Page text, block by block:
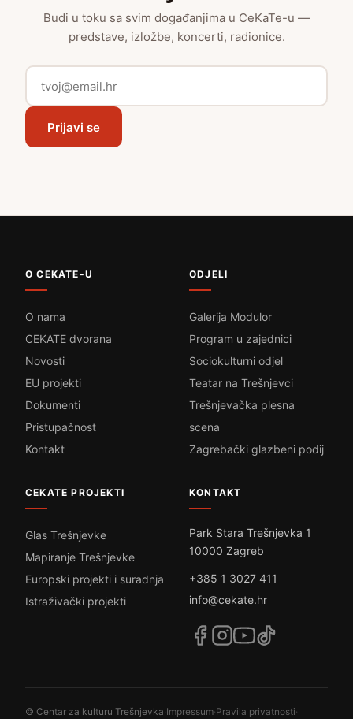
Budi u toku sa svim događanjima u CeKaTe-u —
predstave, izložbe, koncerti, radionice.
Prijavi se
O CEKATE-U
O nama
CEKATE dvorana
Novosti
EU projekti
Dokumenti
Pristupačnost
Kontakt
ODJELI
Galerija Modulor
Program u zajednici
Sociokulturni odjel
Teatar na Trešnjevci
Trešnjevačka plesna
scena
Zagrebački glazbeni podij
CEKATE PROJEKTI
Glas Trešnjevke
Mapiranje Trešnjevke
Europski projekti i suradnja
Istraživački projekti
KONTAKT
Park Stara Trešnjevka 1
10000 Zagreb
+385 1 3027 411
info@cekate.hr
© Centar za kulturu Trešnjevka·Impressum·Pravila privatnosti·